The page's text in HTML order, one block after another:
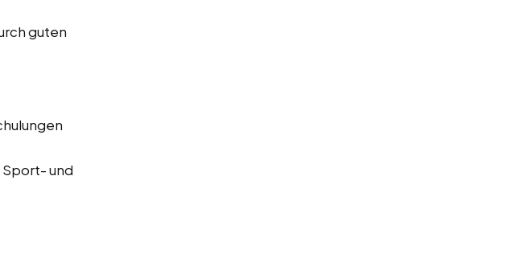
guten
Sport- und